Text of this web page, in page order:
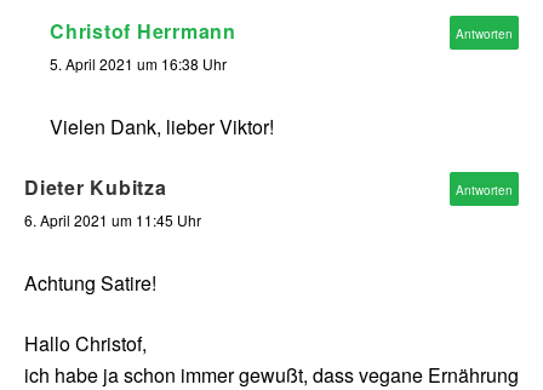
Christof Herrmann
5. April 2021 um 16:38 Uhr
Vielen Dank, lieber Viktor!
Antworten
Dieter Kubitza
6. April 2021 um 11:45 Uhr
Achtung Satire!
Hallo Christof,
ich habe ja schon immer gewußt, dass vegane Ernährung
Antworten